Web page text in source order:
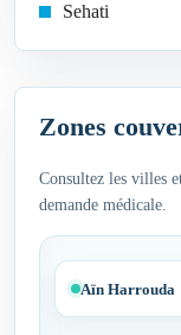
Sehati
Zones
Consultez les villes
demande médicale.
Aïn Harrouda